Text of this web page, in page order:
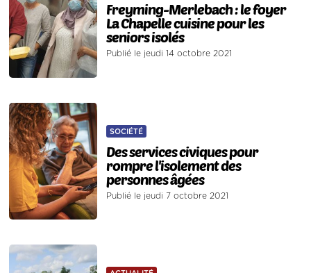
Freyming-Merlebach : le foyer
La Chapelle cuisine pour les
seniors isolés
Publié le jeudi 14 octobre 2021
SOCIÉTÉ
Des services civiques pour
rompre l'isolement des
personnes âgées
Publié le jeudi 7 octobre 2021